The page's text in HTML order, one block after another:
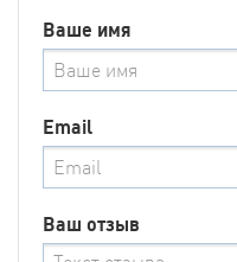
Ваше имя
Email
Ваш отзыв